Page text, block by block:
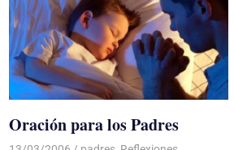
Oración para los Padres